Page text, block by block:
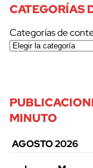
CATEGORÍAS
Categorías de
MINUTO
AGOSTO 2026